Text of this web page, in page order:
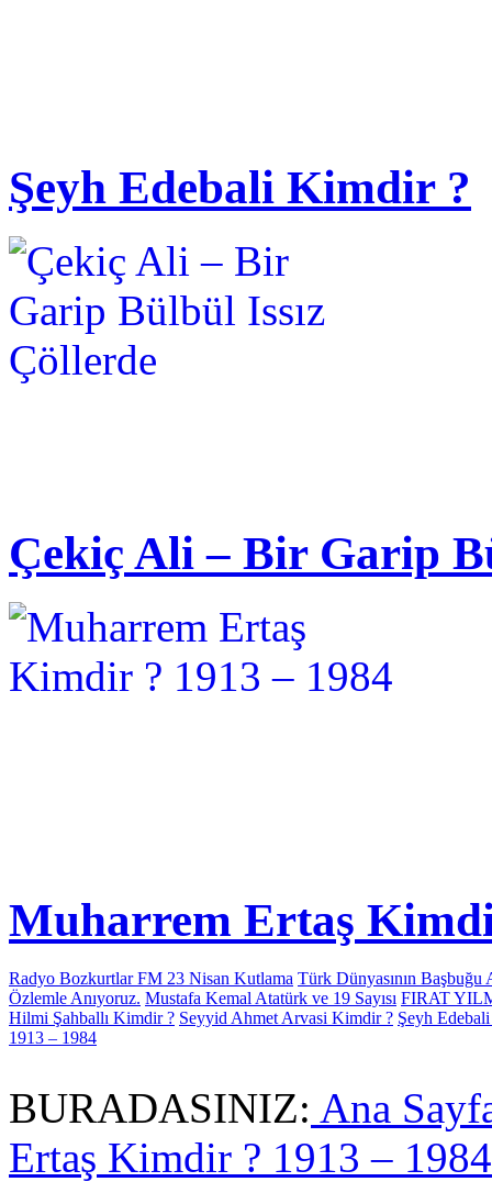
Şeyh Edebali Kimdir ?
Çekiç Ali – Bir Garip
Muharrem Ertaş
Radyo Bozkurtlar FM 23 Nisan Kutlama Türk Dünyasının
Özlemle Anıyoruz. Mustafa Kemal Atatürk ve 19 Sayısı FIRAT
Hilmi Şahballı Kimdir ? Seyyid Ahmet Arvasi Kimdir ? Şeyh
1913 – 1984
BURADASINIZ: Ana
Ertaş Kimdir ? 1913 – 1984